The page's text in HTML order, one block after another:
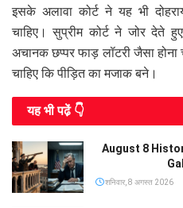
इसके अलावा कोर्ट ने यह भी
चाहिए। सुप्रीम कोर्ट ने जोर देते
अचानक छप्पर फाड़ लॉटरी जैसा
चाहिए कि पीड़ित का मजाक बने।
यह भी पढे़ं 👇
August 8
शनिवार, 8 अगस्त 2026